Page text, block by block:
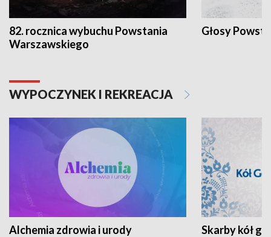
82. rocznica wybuchu Powstania
Warszawskiego
Głosy
WYPOCZYNEK I REKREACJA
Alchemia zdrowia i urody Skarby kół